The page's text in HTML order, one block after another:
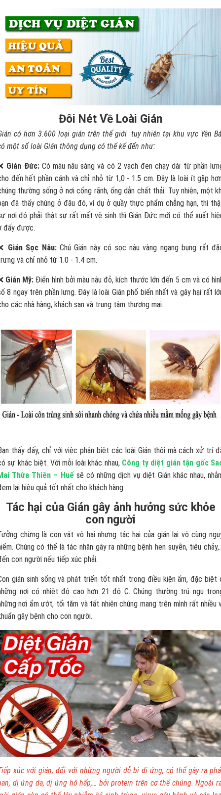
Đôi Nét Về Loài Gián
có hơn 3.600 loại gián trên thế giới tuy nhiên tại khu vực Yên
một số loài Gián thông dụng có thể kể đến như:
Gián Đức:Có màu nâu sáng và có 2 vạch đen chạy dài từ phần
đến hết phần cánh và chỉ nhỏ từ 1,0 - 1.5 cm. Đây là loài ít gặp
thường sống ở nơi cống rãnh, ống dẫn chất thải. Tuy nhiên, một
đã thấy chúng ở đâu đó, ví dụ ở quầy thực phẩm chẳng hạn, thì
nơi đó phải thật sự rất mất vệ sinh thì Gián Đức mới có thể xuất
đấy được.
Gián Sọc Nâu:Chú Gián này có sọc nâu vàng ngang bụng rất
và chỉ nhỏ từ 1.0 - 1.4 cm.
Gián Mỹ: Điển hình bởi màu nâu đỏ, kích thước lớn đến 5 cm và có
8 ngay trên phần lưng. Đây là loài Gián phổ biến nhất và gây hại rất
các nhà hàng, khách sạn và trung tâm thương mại.
thấy đấy, chỉ với việc phân biệt các loài Gián thôi mà cách xử trí
sự khác biệt. Với mỗi loài khác nhau, Công ty diệt gián tận gốc
Thừa Thiên – Huếsẽ có những dịch vụ diệt Gián khác nhau,
lại hiệu quả tốt nhất cho khách hàng.
Tác hại của Gián gây ảnh hưởng sức khỏe
con người
chừng là con vật vô hại nhưng tác hại của gián lại vô cùng
Chúng có thể là tác nhân gây ra những bệnh hen suyễn, tiêu
con người nếu tiếp xúc phải.
gián sinh sống và phát triển tốt nhất trong điều kiện ấm, đặc biệt
nơi có nhiệt độ cao hơn 21 độ C. Chúng thường trú ngụ
nơi ẩm ướt, tối tăm và tất nhiên chúng mang trên mình rất nhiều
gây bệnh cho con người.
xúc với gián, đối với những người dễ bị dị ứng, có thể gây ra
dị ứng da, dị ứng hô hấp,… bởi protein trên cơ thể chúng. Ngoài